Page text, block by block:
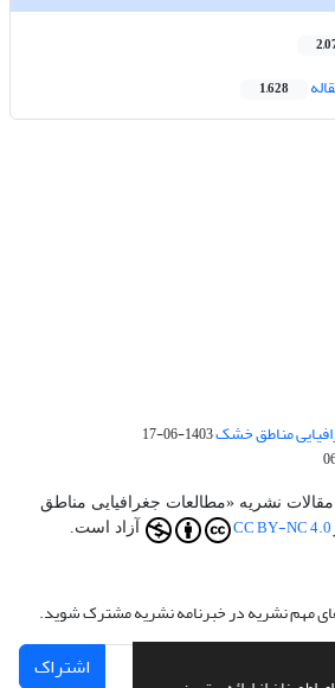
1,628
مناطق خشک1403-06-17
نشریه «مطالعات جغرافیایی مناطق
CC BY-NC 4.0 آزاد است.
های مهم نشریه در خبرنامه نشریه مشترک شوید.
اشتراک